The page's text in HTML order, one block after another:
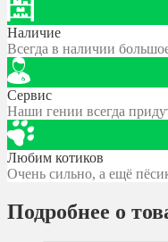
Наличие
Всегда в наличии
Сервис
Наши гении всегда
Любим котиков
Очень сильно, а ещё
Подробнее о